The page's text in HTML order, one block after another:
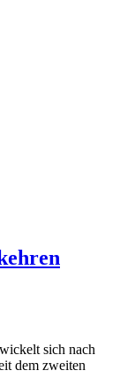
sich nach
dem zweiten